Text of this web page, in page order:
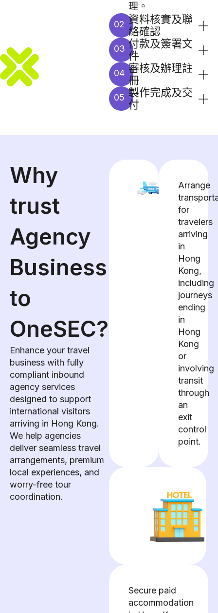
理。
02 資料核實及聯
絡確認
03 付款及簽署文
件
04 審核及辦理註
冊
05 製作完成及交
付
Why
trust
Agency
Business
to
OneSEC?
Enhance your travel
business with fully
compliant inbound
agency services
designed to support
international visitors
arriving in Hong Kong.
We help agencies
deliver seamless travel
arrangements, premium
local experiences, and
worry-free tour
coordination.
Arrange
for
travelers
arriving
in
Hong
Kong,
including
journeys
ending
in
Hong
Kong
or
involving
transit
through
an
exit
control
point.
Secure paid
accommodation